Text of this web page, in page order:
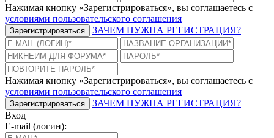
Нажимая кнопку «Зарегистрироваться», вы соглашаетесь с
условиями пользовательского соглашения
Зарегистрироваться ЗАЧЕМ НУЖНА РЕГИСТРАЦИЯ?
Нажимая кнопку «Зарегистрироваться», вы соглашаетесь с
условиями пользовательского соглашения
Зарегистрироваться
ЗАЧЕМ НУЖНА РЕГИСТРАЦИЯ?
Вход
E-mail (логин):